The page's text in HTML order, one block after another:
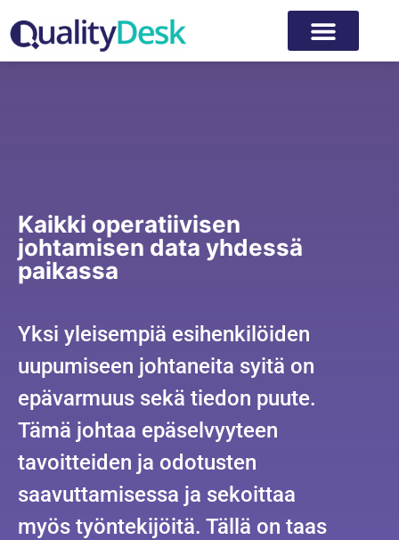
Kaikki operatiivisen
johtamisen data yhdessä
paikassa
Yksi yleisempiä esihenkilöiden
uupumiseen johtaneita syitä on
epävarmuus sekä tiedon puute.
Tämä johtaa epäselvyyteen
tavoitteiden ja odotusten
saavuttamisessa ja sekoittaa
myös työntekijöitä. Tällä on taas